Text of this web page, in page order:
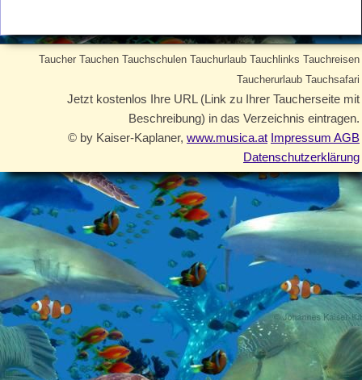
Taucher Tauchen Tauchschulen Tauchurlaub Tauchlinks Tauchreisen
Taucherurlaub Tauchsafari
Jetzt kostenlos Ihre URL (Link zu Ihrer Taucherseite mit
Beschreibung) in das Verzeichnis eintragen.
© by Kaiser-Kaplaner, www.musica.at Impressum AGB
Datenschutzerklärung